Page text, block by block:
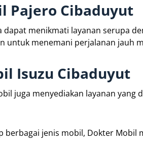
Pajero Cibaduyut
menikmati layanan serupa
untuk menemani perjalanan jauh
Isuzu Cibaduyut
juga menyediakan layanan
berbagai jenis mobil, Dokter